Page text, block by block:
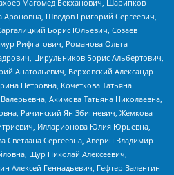
Магомед Бекханович, Шарипков
Шведов Григорий Сергеевич,
Борис Юльевич, Созаев
Рифгатович, Романова Ольга
Цирульников Борис Альбертович,
Анатольевич, Верховский Александр
Петровна, Кочеткова Татьяна
Акимова Татьяна Николаевна,
Рачинский Ян Збигневич, Жемкова
Илларионова Юлия Юрьевна,
Светлана Сергеевна, Аверин Владимир
Щур Николай Алексеевич,
Алексей Геннадьевич, Гефтер Валентин